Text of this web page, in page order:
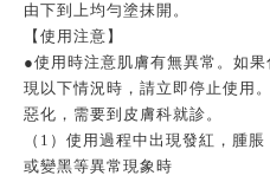
由下到上均勻塗抹開。
【使用注意】
●使用時注意肌膚有無異常。如
現以下情況時，請立即停止使用
惡化，需要到皮膚科就診。
（1）使用過程中出現發紅，腫
或變黑等異常現象時